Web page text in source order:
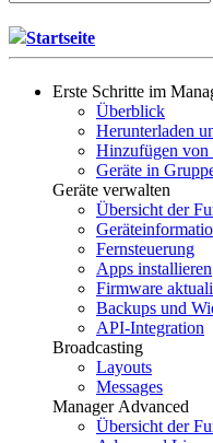
Startseite
Erste Schritte im
Überblick
Herunterladen
Hinzufügen von
Geräte in
Geräte verwalten
Übersicht der
Fernsteuerung
Apps installieren
Firmware
Backups und
API-Integration
Broadcasting
Layouts
Messages
Manager Advanced
Übersicht der